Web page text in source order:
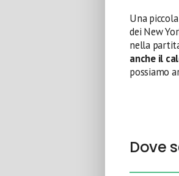
Una
dei New
nella
anche il
possiamo
Dove